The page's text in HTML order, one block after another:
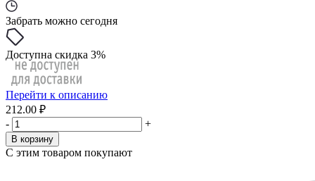
Забрать можно сегодня
Доступна скидка 3%
Перейти к описанию
212.00 ₽
-
+
В корзину
С этим товаром покупают